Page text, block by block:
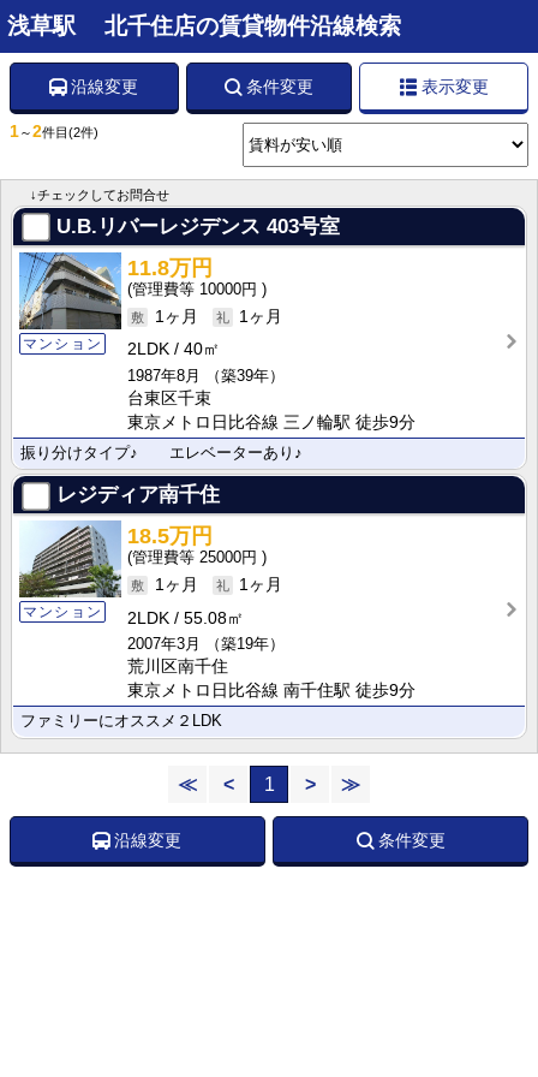
浅草駅 北千住店の賃貸物件沿線検索
沿線変更 条件変更 表示変更
1～2件目 (2件)
↓チェックしてお問合せ
U.B.リバーレジデンス 403号室
マンション
11.8万円
10000円
1ヶ月
1ヶ月
2LDK
40㎡
1987年8月
（築39年）
台東区千束
東京メトロ日比谷線 三ノ輪駅 徒歩9分
振り分けタイプ♪ エレベーターあり♪
レジディア南千住
マンション
18.5万円
25000円
1ヶ月
1ヶ月
2LDK
55.08㎡
2007年3月
（築19年）
荒川区南千住
東京メトロ日比谷線 南千住駅 徒歩9分
ファミリーにオススメ２LDK
≪ < 1 > ≫
沿線変更 条件変更